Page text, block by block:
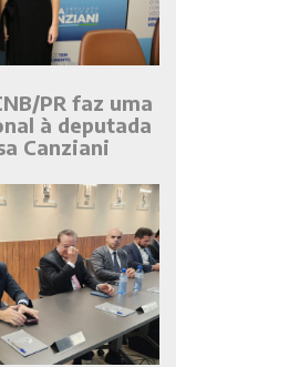
PR faz uma
à deputada
Canziani